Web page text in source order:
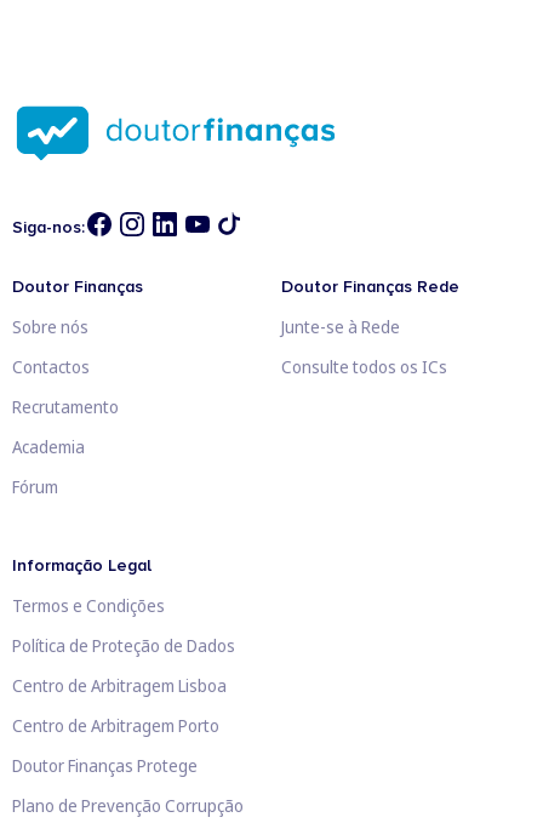
Siga-nos:
Doutor Finanças
Sobre nós
Contactos
Recrutamento
Academia
Fórum
Doutor Finanças Rede
Junte-se à Rede
Consulte todos os ICs
Informação Legal
Termos e Condições
Política de Proteção de Dados
Centro de Arbitragem Lisboa
Centro de Arbitragem Porto
Doutor Finanças Protege
Plano de Prevenção Corrupção